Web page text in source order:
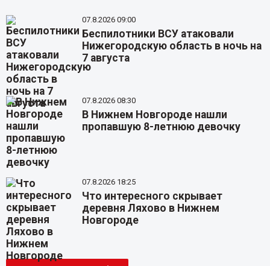
07.8.2026 09:00
Беспилотники ВСУ атаковали
Нижегородскую область в ночь на
7 августа
07.8.2026 08:30
В Нижнем Новгороде нашли
пропавшую 8-летнюю девочку
07.8.2026 18:25
Что интересного скрывает
деревня Ляхово в Нижнем
Новгороде